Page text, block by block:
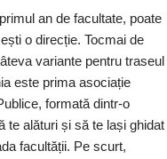
an de facultate, poate
o direcție. Tocmai de
variante pentru traseul
este prima asociație
formată dintr-o
te alături și să te lași ghidat
facultății. Pe scurt,